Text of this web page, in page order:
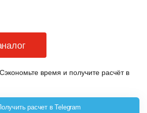
время и получите расчёт в
расчет в Telegram